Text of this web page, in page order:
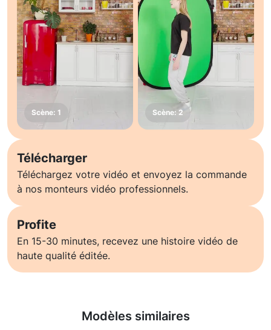
Télécharger
Téléchargez votre vidéo et envoyez la commande
à nos monteurs vidéo professionnels.
Profite
En 15-30 minutes, recevez une histoire vidéo de
haute qualité éditée.
Modèles similaires
En savoir plus